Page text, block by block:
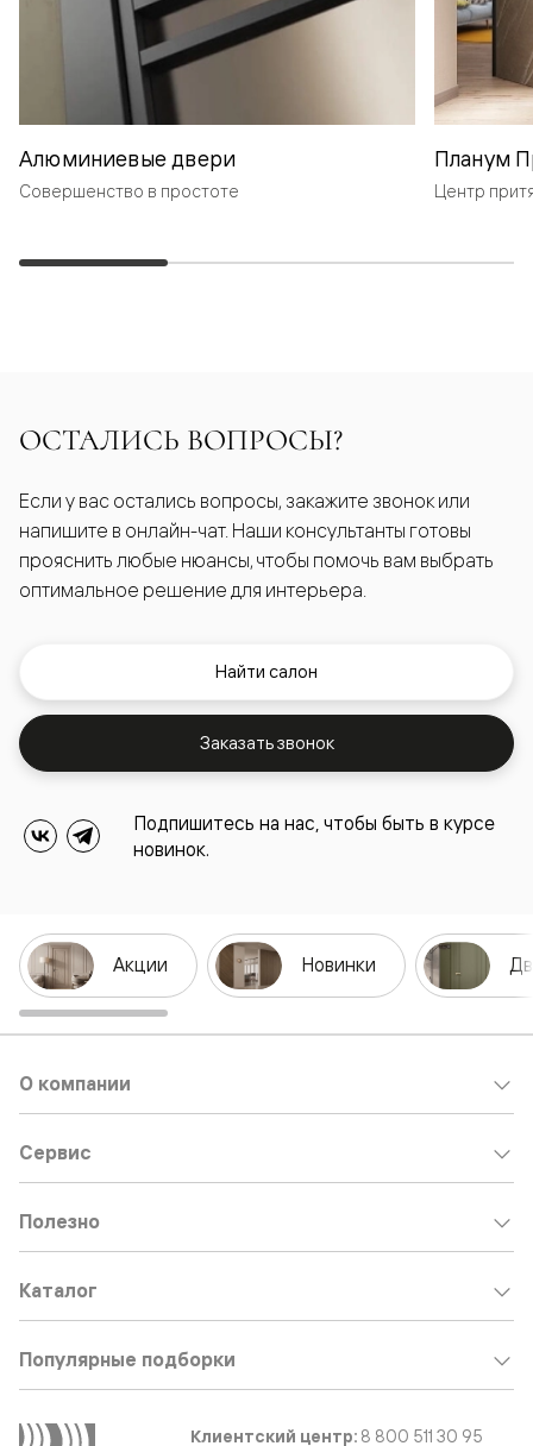
Алюминиевые двери
Совершенство в простоте
Планум
Центр
ОСТАЛИСЬ ВОПРОСЫ?
Если у вас остались вопросы, закажите звонок или
напишите в онлайн-чат. Наши консультанты готовы
прояснить любые нюансы, чтобы помочь вам выбрать
оптимальное решение для интерьера.
Найти салон
Заказать звонок
Подпишитесь на нас, чтобы быть в курсе
новинок.
Акции Новинки
О компании
Сервис
Полезно
Каталог
Популярные подборки
Клиентский центр: 8 800 511 30 95